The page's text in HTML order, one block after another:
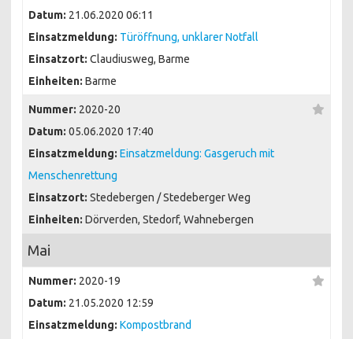
Datum: 21.06.2020 06:11
Einsatzmeldung: Türöffnung, unklarer Notfall
Einsatzort: Claudiusweg, Barme
Einheiten: Barme
Nummer: 2020-20
Datum: 05.06.2020 17:40
Einsatzmeldung: Einsatzmeldung: Gasgeruch mit
Menschenrettung
Einsatzort: Stedebergen / Stedeberger Weg
Einheiten: Dörverden, Stedorf, Wahnebergen
Mai
Nummer: 2020-19
Datum: 21.05.2020 12:59
Einsatzmeldung: Kompostbrand